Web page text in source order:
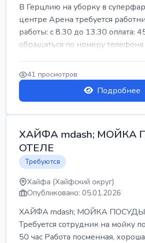
В Герцлию на уборку в
центре Арена требуется
работы: с 8.30 до 13.30 оплата:
обращаться по номеру телефона
41 просмотров
Подробнее
ХАЙФА mdash; МОЙКА
ОТЕЛЕ
Требуются
Хайфа (Хайфский округ)
Опубликовано: 05.01.2026
ХАЙФА mdash; МОЙКА
Требуется сотрудник на мойку
50 час Работа посменная,